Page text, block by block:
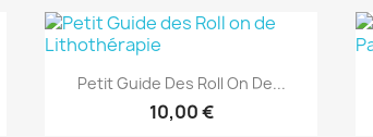
Aperçu rapide
Petit Guide Des Roll On De...
10,00 €